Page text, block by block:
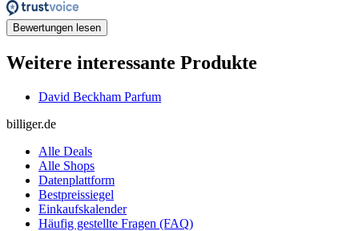
Bewertungen lesen
Weitere interessante Produkte
David Beckham Parfum
billiger.de
Alle Deals
Alle Shops
Datenplattform
Bestpreissiegel
Einkaufskalender
Häufig gestellte Fragen (FAQ)